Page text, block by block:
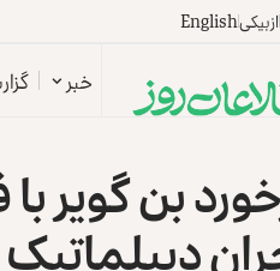
ازبیکیEnglish
خبر
بن گویر